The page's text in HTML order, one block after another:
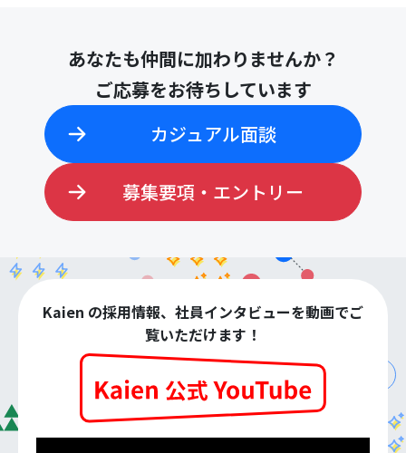
あなたも仲間に加わりませんか？
ご応募をお待ちしています
カジュアル面談
募集要項・エントリー
Kaien の採用情報、社員インタビューを動画でご
覧いただけます！